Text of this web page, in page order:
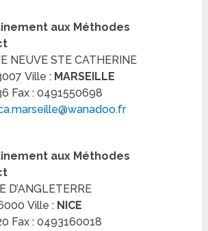
aux Méthodes
NEUVE STE CATHERINE
Ville : MARSEILLE
Fax : 0491550698
aux Méthodes
D’ANGLETERRE
Ville : NICE
Fax : 0493160018